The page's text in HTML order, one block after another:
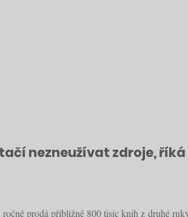
nezneužívat zdroje,
prodá přibližně 800 tisíc knih z druhé